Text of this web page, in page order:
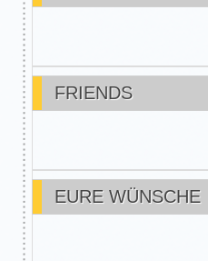
FRIENDS
EURE WÜNSCHE